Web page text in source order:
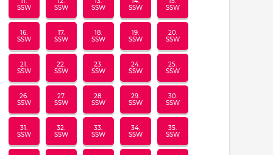
SSW
SSW
SSW
SSW
SSW
16.
SSW
17.
SSW
18.
SSW
19.
SSW
20.
SSW
21.
SSW
22.
SSW
23.
SSW
24.
SSW
25.
SSW
26.
SSW
27.
SSW
28.
SSW
29.
SSW
30.
SSW
31.
SSW
32.
SSW
33.
SSW
34.
SSW
35.
SSW